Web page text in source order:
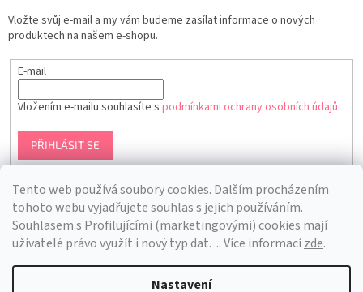
Tento web používá soubory cookies. Dalším procházením
tohoto webu vyjadřujete souhlas s jejich používáním.
Souhlasem s Profilujícími (marketingovými) cookies mají
uživatelé právo využít i nový typ dat. .. Více informacízde.
Nastavení
Vložte svůj e-mail a my vám budeme zasílat informace o nových
produktech na našem e-shopu.
E-mail
Vložením e-mailu souhlasíte s podmínkami ochrany osobních údajů
PŘIHLÁSIT SE
Vytvořil Shoptet